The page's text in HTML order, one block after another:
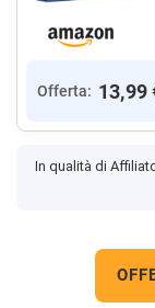
Offerta: 13,99
In qualità di